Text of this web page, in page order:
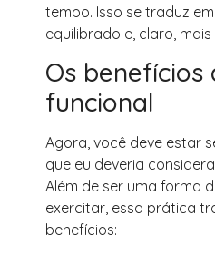
tempo. Isso se traduz
equilibrado e, claro,
Os benefícios
funcional
Agora, você deve estar
que eu deveria
Além de ser uma forma
exercitar, essa prática
benefícios: